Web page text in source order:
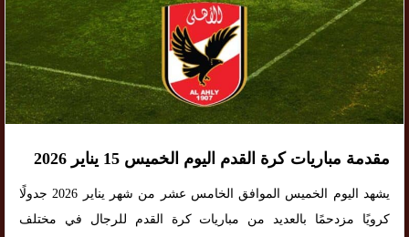
مقدمة مباريات كرة القدم اليوم الخميس 15 يناير 2026
يشهد اليوم الخميس الموافق الخامس عشر من شهر يناير 2026 جدولًا
كرويًا مزدحمًا بالعديد من مباريات كرة القدم للرجال في مختلف